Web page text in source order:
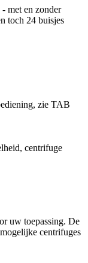
met en zonder
toch 24 buisjes
zie TAB
centrifuge
uw toepassing. De
centrifuges